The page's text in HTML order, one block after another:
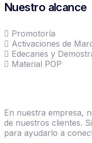
Nuestro alcance
Promotoría
Activaciones de
Edecanes y
Material POP
En nuestra empresa,
de nuestros clientes.
para ayudarlo a